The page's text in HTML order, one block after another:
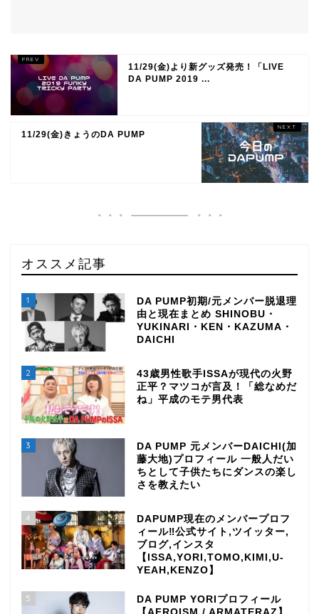
11/29(金)より新グッズ発売！「LIVE
DA PUMP 2019 ...
11/29(金)きょうのDA PUMP
オススメ記事
1
DA PUMP初期/元メンバー脱退理
由と現在まとめ SHINOBU・
YUKINARI・KEN・KAZUMA・
DAICHI
2
43歳男性歌手ISSAが現代の火野
正平？マツコが言及！「総なめだ
ね」平成のモテ男代表
3
DA PUMP 元メンバーDAICHI(加
藤大地)プロフィール 一般人だい
ちとして子供たちにダンスの楽し
さを教えたい
4
DAPUMP現在のメンバープロフ
ィール‼公式サイト,ツイッター,
ブログ,インスタ
【ISSA,YORI,TOMO,KIMI,U-
YEAH,KENZO】
5
DA PUMP YORIプロフィール